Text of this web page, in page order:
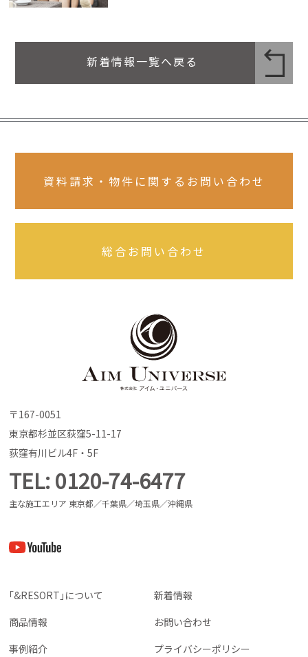
新着情報一覧へ戻る
資料請求・物件に関するお問い合わせ
総合お問い合わせ
〒167-0051
東京都杉並区荻窪5-11-17
荻窪有川ビル4F・5F
TEL 0120-74-6477
主な施工エリア 東京都／千葉県／埼玉県／沖縄県
｢&RESORT｣について
商品情報
事例紹介
新着情報
お問い合わせ
プライバシーポリシー